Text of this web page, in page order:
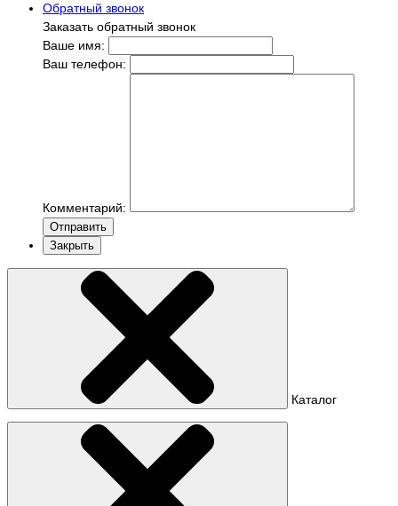
Обратный звонок
Заказать обратный звонок
Ваше имя:
Ваш телефон:
Комментарий:
Отправить
Закрыть
Каталог